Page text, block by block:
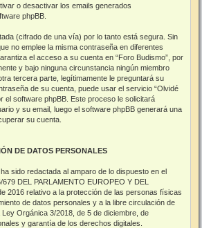
o desactivar los emails generados
phpBB.
(cifrado de una vía) por lo tanto está segura. Sin
no emplee la misma contraseña en diferentes
el acceso a su cuenta en “Foro Budismo”, por
y bajo ninguna circunstancia ningún miembro
tercera parte, legítimamente le preguntará su
de su cuenta, puede usar el servicio “Olvidé
el software phpBB. Este proceso le solicitará
y su email, luego el software phpBB generará una
su cuenta.
DE DATOS PERSONALES
sido redactada al amparo de lo dispuesto en el
DEL PARLAMENTO EUROPEO Y DEL
2016 relativo a la protección de las personas físicas
de datos personales y a la libre circulación de
Orgánica 3/2018, de 5 de diciembre, de
y garantía de los derechos digitales.